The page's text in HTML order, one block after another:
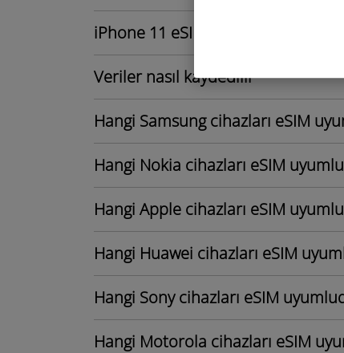
iPhone 11 eSIM'i destekliyor mu?
Veriler nasıl kaydedilir
Hangi Samsung cihazları eSIM
Hangi Nokia cihazları eSIM
Hangi Apple cihazları eSIM
Hangi Huawei cihazları eSIM
Hangi Sony cihazları eSIM
Hangi Motorola cihazları eSIM